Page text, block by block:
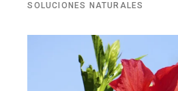
SOLUCIONES NATURALES